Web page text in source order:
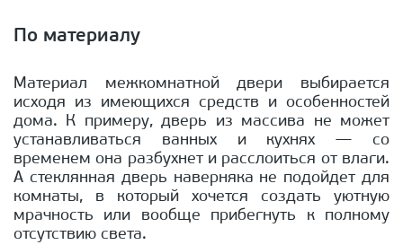
По материалу
Материал межкомнатной двери выбирается
исходя из имеющихся средств и особенностей
дома. К примеру, дверь из массива не может
устанавливаться ванных и кухнях — со
временем она разбухнет и расслоиться от влаги.
А стеклянная дверь наверняка не подойдет для
комнаты, в который хочется создать уютную
мрачность или вообще прибегнуть к полному
отсутствию света.